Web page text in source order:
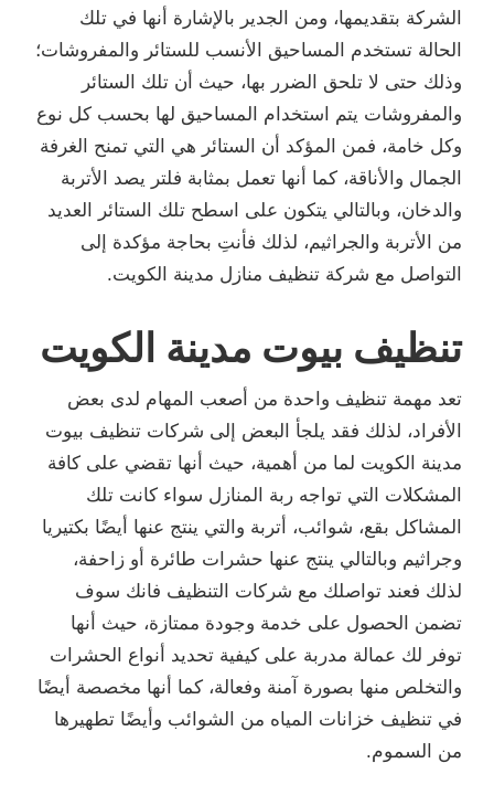
الشركة بتقديمها، ومن الجدير بالإشارة أنها في تلك
الحالة تستخدم المساحيق الأنسب للستائر والمفروشات؛
وذلك حتى لا تلحق الضرر بها، حيث أن تلك الستائر
والمفروشات يتم استخدام المساحيق لها بحسب كل نوع
وكل خامة، فمن المؤكد أن الستائر هي التي تمنح الغرفة
الجمال والأناقة، كما أنها تعمل بمثابة فلتر يصد الأتربة
والدخان، وبالتالي يتكون على اسطح تلك الستائر العديد
من الأتربة والجراثيم، لذلك فأنتِ بحاجة مؤكدة إلى
التواصل مع شركة تنظيف منازل مدينة الكويت.
تنظيف بيوت مدينة الكويت
تعد مهمة تنظيف واحدة من أصعب المهام لدى بعض
الأفراد، لذلك فقد يلجأ البعض إلى شركات تنظيف بيوت
مدينة الكويت لما من أهمية، حيث أنها تقضي على كافة
المشكلات التي تواجه ربة المنازل سواء كانت تلك
المشاكل بقع، شوائب، أتربة والتي ينتج عنها أيضًا بكتيريا
وجراثيم وبالتالي ينتج عنها حشرات طائرة أو زاحفة،
لذلك فعند تواصلك مع شركات التنظيف فانك سوف
تضمن الحصول على خدمة وجودة ممتازة، حيث أنها
توفر لك عمالة مدربة على كيفية تحديد أنواع الحشرات
والتخلص منها بصورة آمنة وفعالة، كما أنها مخصصة أيضًا
في تنظيف خزانات المياه من الشوائب وأيضًا تطهيرها
من السموم.